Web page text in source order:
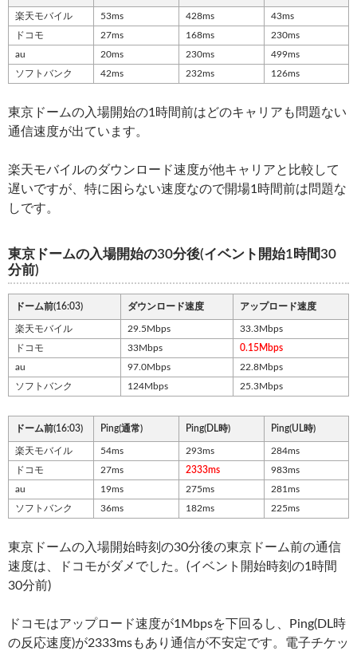
楽天モバイル 53ms 428ms
43ms
ドコモ
27ms 168ms
230ms
au
20ms 230ms
499ms
ソフトバンク
42ms 232ms 126ms
東京ドームの入場開始の1時間前はどのキャリアも問題ない
通信速度が出ています。
楽天モバイルのダウンロード速度が他キャリアと比較して
遅いですが、特に困らない速度なので開場1時間前は問題な
しです。
東京ドームの入場開始の30分後(イベント開始1時間30
分前)
ドーム前(16:03) ダウンロード速度 アップロード速度
楽天モバイル 29.5Mbps
33.3Mbps
ドコモ
33Mbps
0.15Mbps
au
97.0Mbps
22.8Mbps
ソフトバンク
124Mbps 25.3Mbps
ドーム前(16:03) Ping(通常) Ping(DL時) Ping(UL時)
楽天モバイル 54ms 293ms
284ms
ドコモ
27ms 2333ms
983ms
au
19ms 275ms
281ms
ソフトバンク
36ms 182ms 225ms
東京ドームの入場開始時刻の30分後の東京ドーム前の通信
速度は、ドコモがダメでした。(イベント開始時刻の1時間
30分前)
ドコモはアップロード速度が1Mbpsを下回るし、Ping(DL時
の反応速度)が2333msもあり通信が不安定です。電子チケッ